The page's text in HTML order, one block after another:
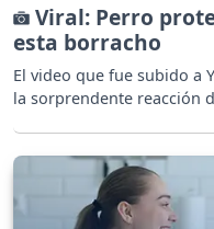
Viral: Perro
esta borracho
El video que fue subido a
la sorprendente reacción